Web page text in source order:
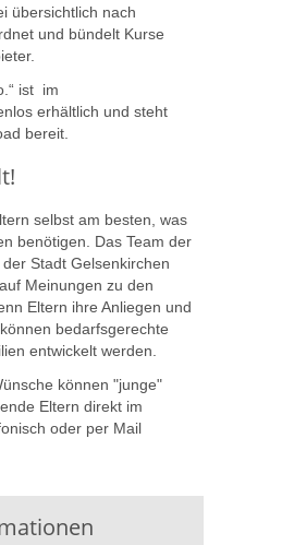
übersichtlich nach
und bündelt Kurse
ist im
erhältlich und steht
bereit.
selbst am besten, was
benötigen. Das Team der
Stadt Gelsenkirchen
Meinungen zu den
Eltern ihre Anliegen und
bedarfsgerechte
entwickelt werden.
können "junge"
Eltern direkt im
oder per Mail